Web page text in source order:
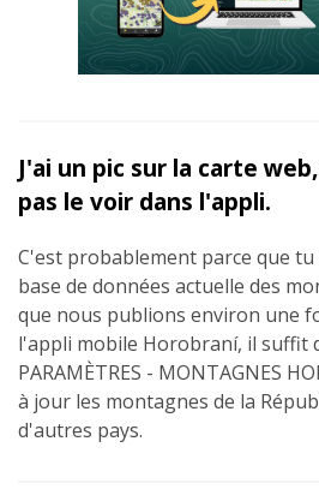
J'ai un pic sur la carte
pas le voir dans l'appli.
C'est probablement parce que
base de données actuelle des
que nous publions environ une
l'appli mobile Horobraní, il suffit
PARAMÈTRES - MONTAGNES
à jour les montagnes de la
d'autres pays.